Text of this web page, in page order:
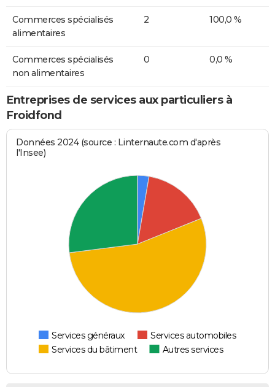
Commerces spécialisés
alimentaires
2 100,0 %
Commerces spécialisés
non alimentaires
0 0,0 %
Entreprises de services aux particuliers à
Froidfond
Données 2024 (source : Linternaute.com d'après
l'Insee)
Services généraux
Services automobiles
Services du bâtiment
Autres services